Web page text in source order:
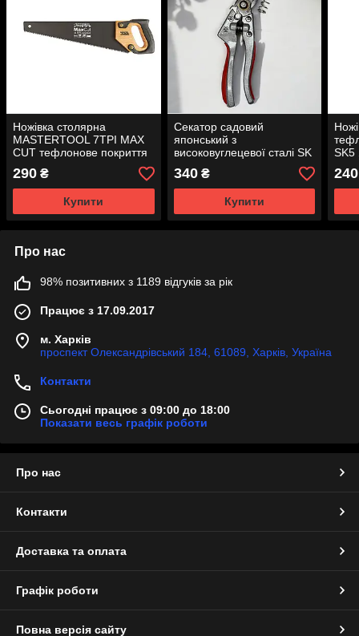
Ножівка столярна
MASTERTOOL 7TPI MAX
CUT тефлонове покриття
400 мм загартований зуб
3D заточування
290 ₴
Купити
Секатор садовий
японський з
високовуглецевої сталі SK
5
340₴
Купити
SK5
240
Про нас
98% позитивних з 1189 відгуків за рік
Працює з 17.09.2017
м. Харків
проспект Олександрівський 184, 61089, Харків, Україна
Контакти
Сьогодні працює з 09:00 до 18:00
Показати весь графік роботи
Про нас
Контакти
Доставка та оплата
Графік роботи
Повна версія сайту